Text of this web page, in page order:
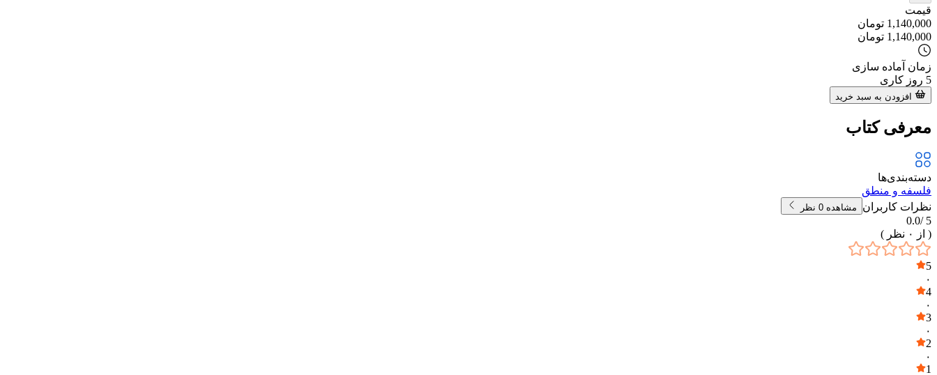
قیمت
1,140,000 تومان
1,140,000 تومان
زمان آماده سازی
5 روز کاری
افزودن به سبد خرید
معرفی کتاب
دسته‌بندی‌ها
فلسفه و منطق
نظرات کاربران
مشاهده 0 نظر
5 /
0.0
( از
۰ نظر )
5
۰
4
۰
3
۰
2
۰
1